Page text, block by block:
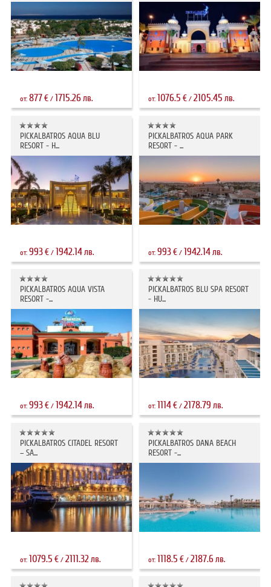
от: 877€/ 1715.26лв. от: 1076.5 € /2105.45 лв.
PICKALBATROS AQUA BLU
RESORT - H...
от: 993€/ 1942.14лв.
PICKALBATROS AQUA PARK
RESORT - ...
от:993€ / 1942.14лв.
PICKALBATROS AQUA VISTA
RESORT -...
от: 993€/ 1942.14лв.
PICKALBATROS BLU SPA RESORT
- HU...
от: 1114€ /2178.79 лв.
PICKALBATROS CITADEL RESORT
– SA...
от: 1079.5 €/ 2111.32 лв.
PICKALBATROS DANA BEACH
RESORT -...
от: 1118.5 € /2187.6 лв.